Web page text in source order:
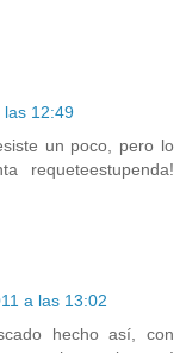
las 12:49
un poco, pero lo
requeteestupenda!
a las 13:02
hecho así, con